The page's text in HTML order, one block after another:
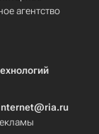
агентство